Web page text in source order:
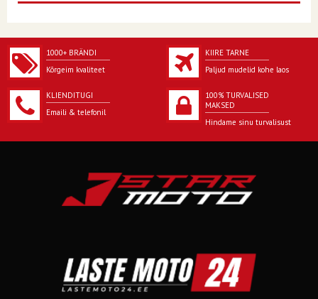
1000+ BRÄNDI
Kõrgeim kvaliteet
KIIRE TARNE
Paljud mudelid kohe laos
KLIENDITUGI
Emaili & telefonil
100% TURVALISED
MAKSED
Hindame sinu turvalisust